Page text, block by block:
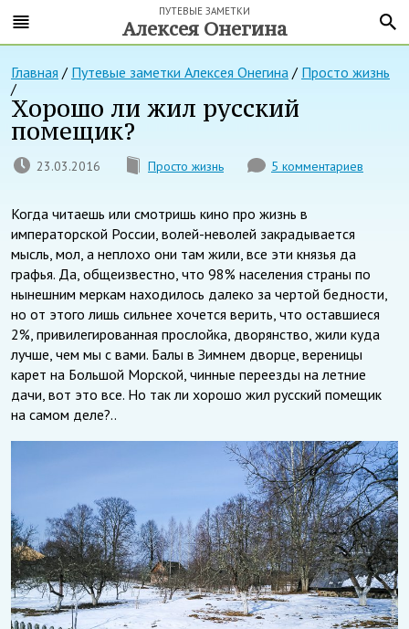
ПУТЕВЫЕ ЗАМЕТКИ
Алексея Онегина
Главная / Путевые заметки Алексея Онегина / Просто жизнь
/
Хорошо ли жил русский
помещик?
23.03.2016 Просто жизнь 5 комментариев
Когда читаешь или смотришь кино про жизнь в
императорской России, волей-неволей закрадывается
мысль, мол, а неплохо они там жили, все эти князья да
графья. Да, общеизвестно, что 98% населения страны по
нынешним меркам находилось далеко за чертой бедности,
но от этого лишь сильнее хочется верить, что оставшиеся
2%, привилегированная прослойка, дворянство, жили куда
лучше, чем мы с вами. Балы в Зимнем дворце, вереницы
карет на Большой Морской, чинные переезды на летние
дачи, вот это все. Но так ли хорошо жил русский помещик
на самом деле?..